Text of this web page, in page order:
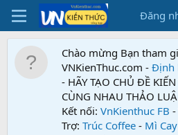
Đăng
Chào mừng Bạn tham
VNKienThuc.com - Định
- HÃY TẠO CHỦ ĐỀ
CÙNG NHAU THẢO
Kết nối: VnKienthuc FB -
Trợ: Trúc Coffee - Mì